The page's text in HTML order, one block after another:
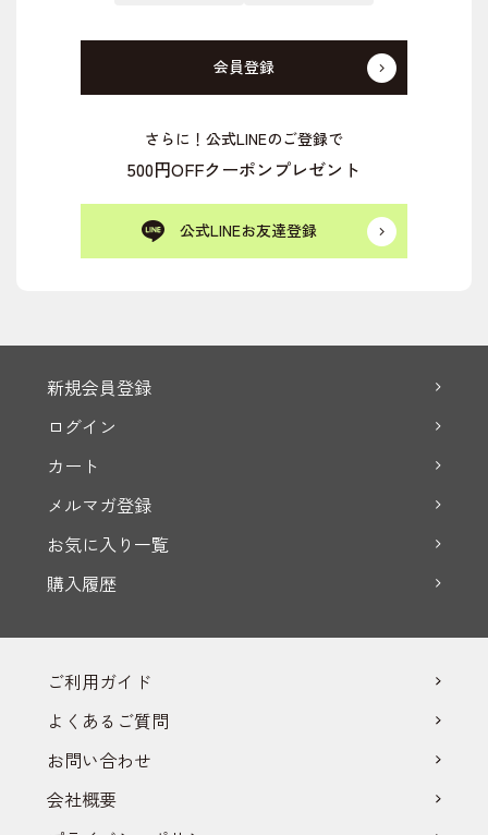
会員登録
さらに！公式LINEのご登録で
500円OFFクーポンプレゼント
公式LINEお友達登録
新規会員登録
ログイン
カート
メルマガ登録
お気に入り一覧
購入履歴
ご利用ガイド
よくあるご質問
お問い合わせ
会社概要